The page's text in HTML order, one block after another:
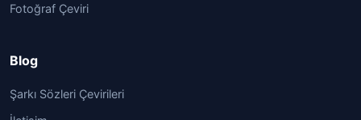
Fotoğraf Çeviri
Blog
Şarkı Sözleri Çevirileri